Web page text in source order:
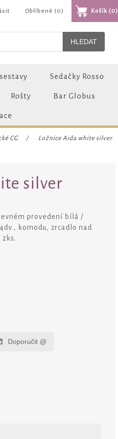
Oblíbené (0) Košík (0)
Sedačky Rosso
Rošty Bar Globus
CG / Ložnice Aida white silver
silver
provedení bílá /
komodu, zrcadlo nad